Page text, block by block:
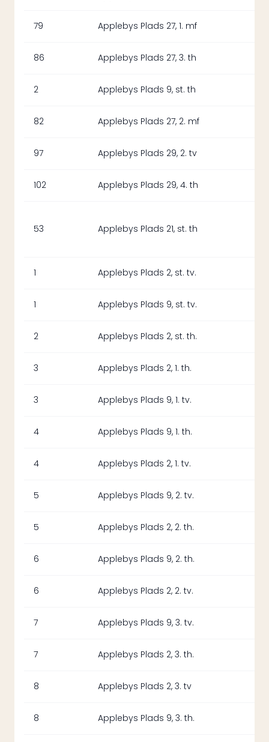
79 Applebys Plads 27, 1. mf
86 Applebys Plads 27, 3. th
2 Applebys Plads 9, st. th
82 Applebys Plads 27, 2. mf
97 Applebys Plads 29, 2. tv
102 Applebys Plads 29, 4. th
53 Applebys Plads 21, st. th
1 Applebys Plads 2, st. tv.
1 Applebys Plads 9, st. tv.
2 Applebys Plads 2, st. th.
3 Applebys Plads 2, 1. th.
3 Applebys Plads 9, 1. tv.
4 Applebys Plads 9, 1. th.
4 Applebys Plads 2, 1. tv.
5 Applebys Plads 9, 2. tv.
5 Applebys Plads 2, 2. th.
6 Applebys Plads 9, 2. th.
6 Applebys Plads 2, 2. tv.
7 Applebys Plads 9, 3. tv.
7 Applebys Plads 2, 3. th.
8 Applebys Plads 2, 3. tv
8 Applebys Plads 9, 3. th.